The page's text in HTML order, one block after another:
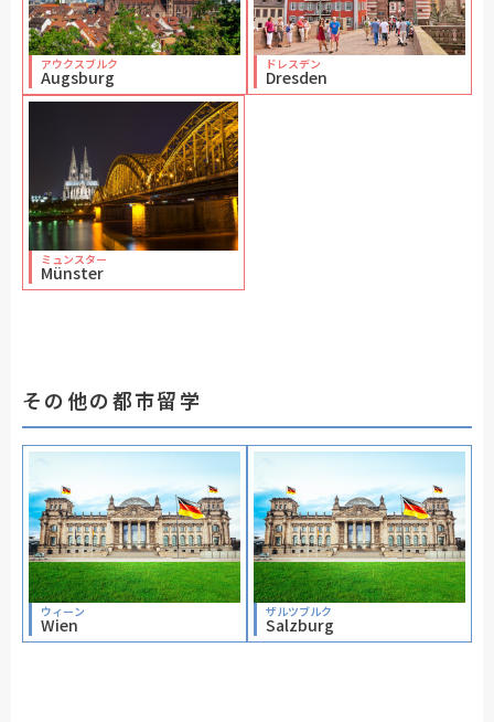
アウクスブルク
Augsburg
ドレスデン
Dresden
ミュンスター
Münster
その他の都市留学
ウィーン
Wien
ザルツブルク
Salzburg